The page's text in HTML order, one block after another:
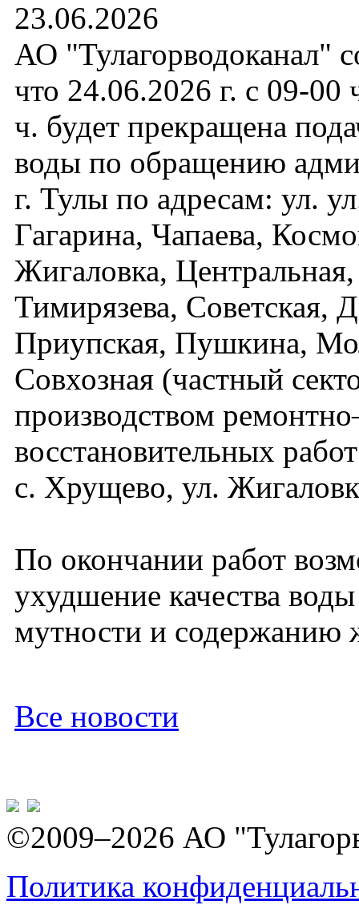
23.06.2026
АО "Тулагорводоканал"
что 24.06.2026 г. с 09-00
ч. будет прекращена
воды по обращению
г. Тулы по адресам: ул.
Гагарина, Чапаева,
Жигаловка, Центральная,
Тимирязева, Советская,
Приупская, Пушкина,
Совхозная (частный
производством
восстановительных
с. Хрущево, ул.
По окончании работ
ухудшение качества
мутности и содержанию
Все новости
©2009–2026 АО
Политика